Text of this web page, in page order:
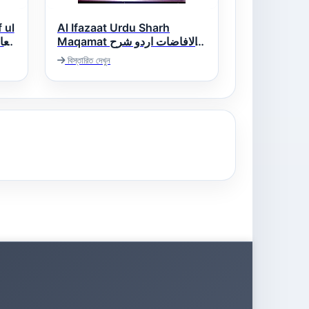
ul
Al Ifazaat Urdu Sharh
Maqamat الافاضات اردو شرح
مقامات
বিস্তারিত দেখুন